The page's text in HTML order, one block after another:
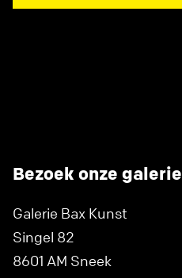
Bezoek onze galerie
Galerie Bax Kunst
Singel 82
8601 AM Sneek